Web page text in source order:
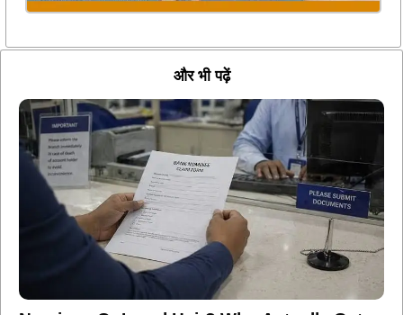
और भी पढ़ें